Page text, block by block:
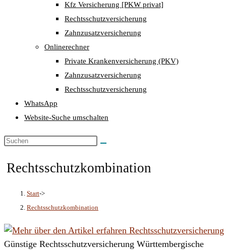
Kfz Versicherung [PKW privat]
Rechtsschutzversicherung
Zahnzusatzversicherung
Onlinerechner
Private Krankenversicherung (PKV)
Zahnzusatzversicherung
Rechtsschutzversicherung
WhatsApp
Website-Suche umschalten
Rechtsschutzkombination
Start->
Rechtsschutzkombination
Günstige Rechtsschutzversicherung Württembergische